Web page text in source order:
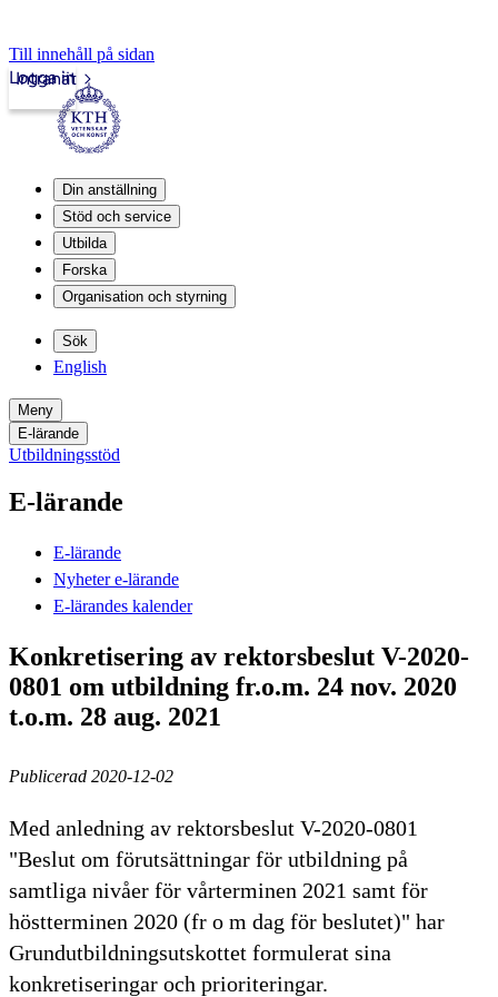
Till innehåll på sidan
Intranät
Logga in
Din anställning
Stöd och service
Utbilda
Forska
Organisation och styrning
Sök
English
Meny
E-lärande
Utbildningsstöd
E-lärande
E-lärande
Nyheter e-lärande
E-lärandes kalender
Konkretisering av rektorsbeslut V-2020-
0801 om utbildning fr.o.m. 24 nov. 2020
t.o.m. 28 aug. 2021
Publicerad 2020-12-02
Med anledning av rektorsbeslut V-2020-0801
"Beslut om förutsättningar för utbildning på
samtliga nivåer för vårterminen 2021 samt för
höstterminen 2020 (fr o m dag för beslutet)" har
Grundutbildningsutskottet formulerat sina
konkretiseringar och prioriteringar.